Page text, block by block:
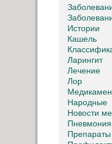
Истории
Кашель
Ларингит
Лечение
Лор
Народные
Новости
Пневмония
Препараты